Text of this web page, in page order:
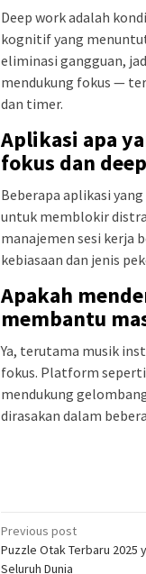
Deep work adalah
kognitif yang
eliminasi gangguan,
mendukung fokus —
dan timer.
Aplikasi apa
fokus dan
Beberapa aplikasi
untuk memblokir
manajemen sesi kerja
kebiasaan dan jenis
Apakah
membantu
Ya, terutama musik
fokus. Platform
mendukung
dirasakan dalam
Post
navigation
Previous post
Puzzle Otak Terbaru 2025
Seluruh Dunia